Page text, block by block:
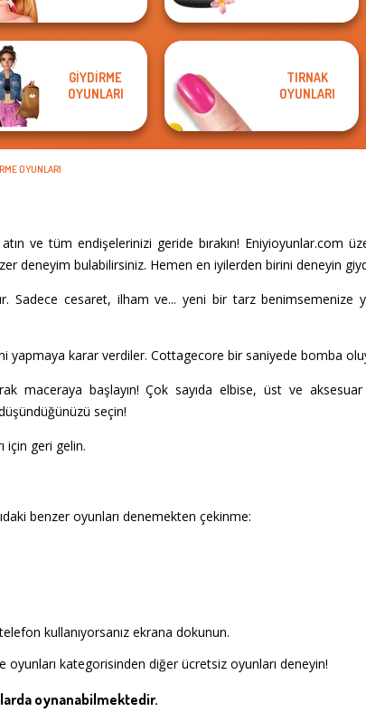
GIYDIRME
OYUNLARI
TIRNAK
OYUNLARI
OYUNLARI
ve tüm endişelerinizi geride bırakın! Eniyioyunlar.com
deneyim bulabilirsiniz. Hemen en iyilerden birini deneyin
Sadece cesaret, ilham ve... yeni bir tarz benimsemenize
yapmaya karar verdiler. Cottagecore bir saniyede bomba
maceraya başlayın! Çok sayıda elbise, üst ve aksesuar
seçin!
için geri gelin.
benzer oyunları denemekten çekinme:
kullanıyorsanız ekrana dokunun.
kategorisinden diğer ücretsiz oyunları deneyin!
oynanabilmektedir.